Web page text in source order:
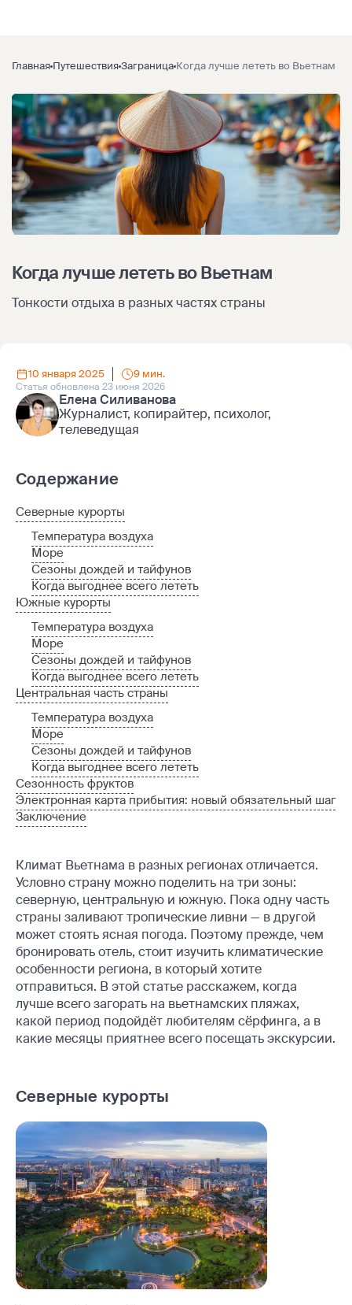
Главная ПутешествияЗаграница Когда лучше лететь во Вьетнам
Когда лучше лететь во Вьетнам
Тонкости отдыха в разных частях страны
Елена Силиванова
Журналист, копирайтер, психолог,
телеведущая
10 января 2025 9 мин.
Статья обновлена 23 июня 2026
Содержание
Северные курорты
Температура воздуха
Море
Сезоны дождей и тайфунов
Когда выгоднее всего лететь
Южные курорты
Температура воздуха
Море
Сезоны дождей и тайфунов
Когда выгоднее всего лететь
Центральная часть страны
Температура воздуха
Море
Сезоны дождей и тайфунов
Когда выгоднее всего лететь
Сезонность фруктов
Электронная карта прибытия: новый обязательный шаг
Заключение
Климат Вьетнама в разных регионах отличается.
Условно страну можно поделить на три зоны:
северную, центральную и южную. Пока одну часть
страны заливают тропические ливни — в другой
может стоять ясная погода. Поэтому прежде, чем
бронировать отель, стоит изучить климатические
особенности региона, в который хотите
отправиться. В этой статье расскажем, когда
лучше всего загорать на вьетнамских пляжах,
какой период подойдёт любителям сёрфинга, а в
какие месяцы приятнее всего посещать экскурсии.
Северные курорты